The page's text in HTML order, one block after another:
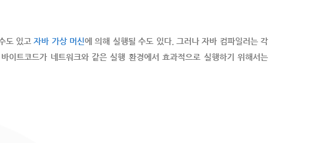
도 있고자바 가상 머신에 의해 실행될 수도 있다. 그러나 자바 컴파일러는 각
트코드가 네트워크와 같은 실행 환경에서 효과적으로 실행하기 위해서는